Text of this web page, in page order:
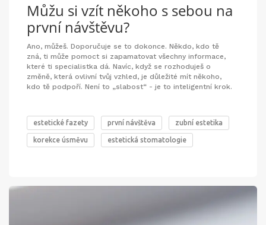
Můžu si vzít někoho s sebou na
první návštěvu?
Ano, můžeš. Doporučuje se to dokonce. Někdo, kdo tě
zná, ti může pomoct si zapamatovat všechny informace,
které ti specialistka dá. Navíc, když se rozhoduješ o
změně, která ovlivní tvůj vzhled, je důležité mít někoho,
kdo tě podpoří. Není to „slabost“ - je to inteligentní krok.
estetické fazety první návštěva zubní estetika
korekce úsměvu estetická stomatologie